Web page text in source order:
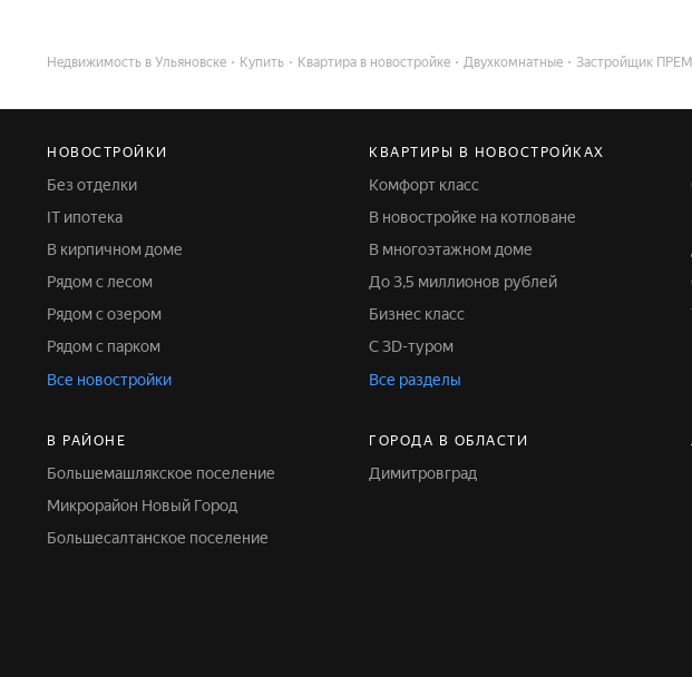
Недвижимость в Ульяновске Купить Квартира в новостройке Двухкомнатные Застройщик
НОВОСТРОЙКИ
Без отделки
IT ипотека
В кирпичном доме
Рядом с лесом
Рядом с озером
Рядом с парком
Все новостройки
КВАРТИРЫ В НОВОСТРОЙКАХ
Комфорт класс
В новостройке на котловане
В многоэтажном доме
До 3,5 миллионов рублей
Бизнес класс
С 3D-туром
Все разделы
В РАЙОНЕ
Большемашлякское поселение
Микрорайон Новый Город
Большесалтанское поселение
ГОРОДА В ОБЛАСТИ
Димитровград